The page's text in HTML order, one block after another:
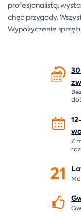
profesjonalistą,
chęć przygody.
Wypożyczenie
Z
21